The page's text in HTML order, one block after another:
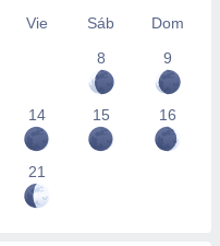
Vie Sáb
Dom
8
9
14 15 16
21